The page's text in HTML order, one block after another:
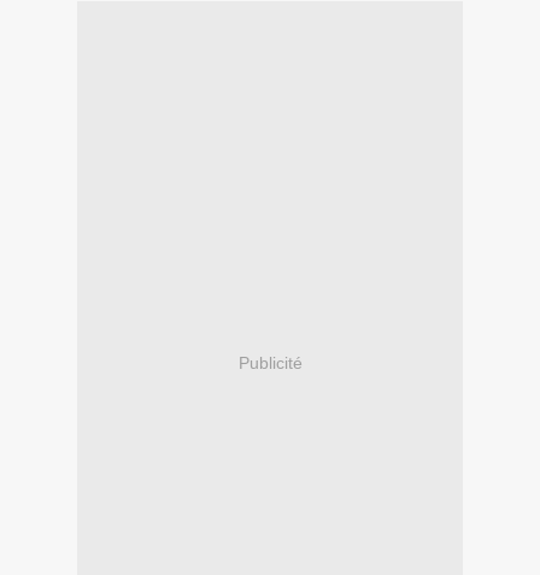
Publicité